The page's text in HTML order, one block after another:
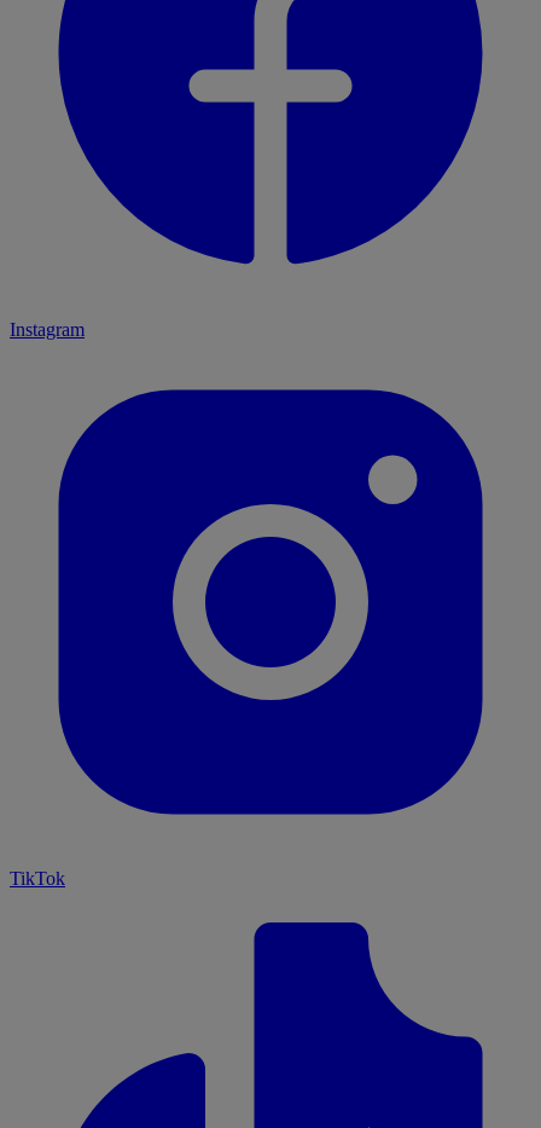
Instagram
TikTok